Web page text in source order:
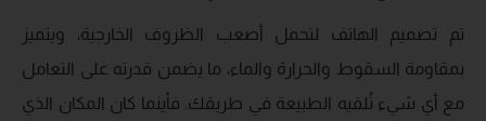
تم تصميم الهاتف لتحمل أصعب الظروف الخارجية، ويتميز
بمقاومة السقوط والحرارة والماء، ما يضمن قدرته على التعامل
مع أي شيء تُلقيه الطبيعة في طريقك. فأينما كان المكان الذي